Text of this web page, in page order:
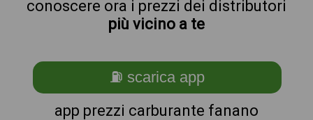
conoscere ora i prezzi dei distributori
più vicino a te
⛽ scarica app
app prezzi carburante fanano